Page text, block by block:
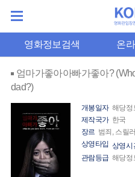
영화정보검색 온
엄마가좋아아빠가좋아?
dad?)
개봉일자 해당정
제작국가 한국
장르 범죄, 스릴
상영타입 상영시
관람등급 해당정